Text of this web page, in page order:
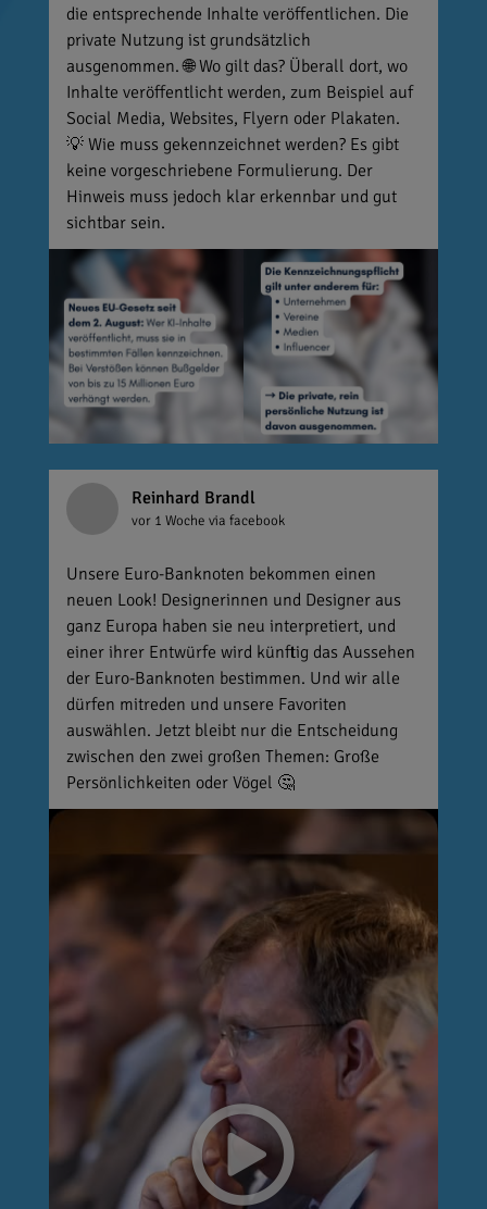
die entsprechende Inhalte veröffentlichen. Die
private Nutzung ist grundsätzlich
ausgenommen. 🌐 Wo gilt das? Überall dort, wo
Inhalte veröffentlicht werden, zum Beispiel auf
Social Media, Websites, Flyern oder Plakaten.
💡 Wie muss gekennzeichnet werden? Es gibt
keine vorgeschriebene Formulierung. Der
Hinweis muss jedoch klar erkennbar und gut
sichtbar sein.
Reinhard Brandl
vor 1 Woche via facebook
Unsere Euro-Banknoten bekommen einen
neuen Look! Designerinnen und Designer aus
ganz Europa haben sie neu interpretiert, und
einer ihrer Entwürfe wird künftig das Aussehen
der Euro-Banknoten bestimmen. Und wir alle
dürfen mitreden und unsere Favoriten
auswählen. Jetzt bleibt nur die Entscheidung
zwischen den zwei großen Themen: Große
Persönlichkeiten oder Vögel 🤔